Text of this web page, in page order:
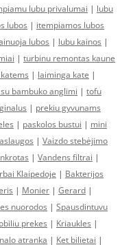
lubu privalumai | lubu
lubos | itempiamos lubos
lubos | lubu kainos |
| turbinu remontas kaune
| laiminga kate |
bambuko anglimi | tofu
| prekiu gyvunams
| paskolos bustui | mini
| Vaizdo stebėjimo
| Vandens filtrai |
Klaipedoje | Bakterijos
| Monier | Gerard |
nuorodos | Spausdintuvu
prekes | Kriaukles |
atranka | Ket bilietai |